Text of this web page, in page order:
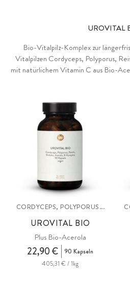
UROVITAL
Bio-Vitalpilz-Komplex zur
Vitalpilzen Cordyceps, Polyporus,
mit natürlichem Vitamin C aus Bio-
CORDYCEPS, POLYPORUS...
UROVITAL BIO
Plus Bio-Acerola
22,90 €
90 Kapseln
405,31 € / 1kg